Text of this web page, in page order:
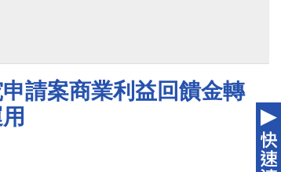
請案商業利益回饋金轉